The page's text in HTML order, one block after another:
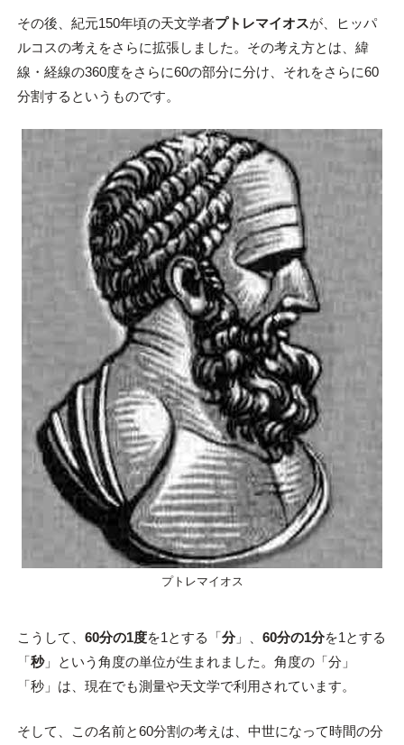
その後、紀元150年頃の天文学者プトレマイオスが、ヒッパ
ルコスの考えをさらに拡張しました。その考え方とは、緯
線・経線の360度をさらに60の部分に分け、それをさらに60
分割するというものです。
プトレマイオス
こうして、 60分の1度を1とする「分」、 60分の1分を1とする
「秒」という角度の単位が生まれました。角度の「分」
「秒」は、現在でも測量や天文学で利用されています。
そして、この名前と60分割の考えは、中世になって時間の分